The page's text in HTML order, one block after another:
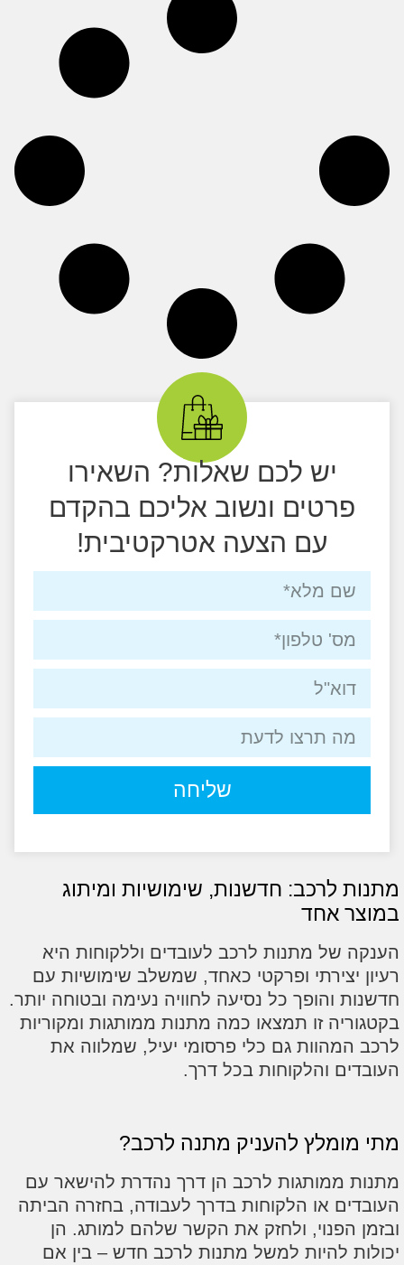
יש לכם שאלות? השאירו
פרטים ונשוב אליכם בהקדם
עם הצעה אטרקטיבית!
שליחה
לרכב: חדשנות, שימושיות ומיתוג
אחד
של מתנות לרכב לעובדים וללקוחות היא
יצירתי ופרקטי כאחד, שמשלב שימושיות עם
והופך כל נסיעה לחוויה נעימה ובטוחה יותר.
זו תמצאו כמה מתנות ממותגות ומקוריות
גם כלי פרסומי יעיל, שמלווה את
והלקוחות בכל דרך.
להעניק מתנה לרכב?
ממותגות לרכב הן דרך נהדרת להישאר עם
או הלקוחות בדרך לעבודה, בחזרה הביתה
הפנוי, ולחזק את הקשר שלהם למותג. הן
להיות למשל מתנות לרכב חדש – בין אם